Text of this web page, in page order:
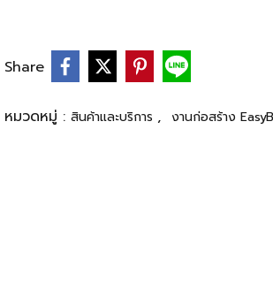
Share
หมวดหมู่ : สินค้าและบริการ , งานก่อสร้าง